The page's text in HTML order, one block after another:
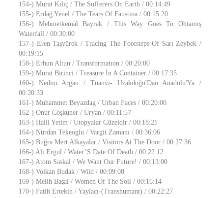
154-) Murat Kılıç / The Sufferers On Earth / 00:14:49
155-) Erdağ Yenel / The Tears Of Faustina / 00:15:20
156-) Mehmetkemal Bayrak / This Way Goes To Ohtamış
Waterfall / 00:30:00
157-) Eren Taşyürek / Tracing The Footsteps Of Sarı Zeybek /
00:19:15
158-) Erhun Altun / Transformatıon / 00:20:00
159-) Murat Birinci / Treasure İn A Container / 00:17:35
160-) Nedim Argan / Tuanvi- Uzakdoğu'Dan Anadolu'Ya /
00:20:33
161-) Muhammet Beyazdag / Urban Faces / 00:20:00
162-) Onur Coşkuner / Üryan / 00:11:57
163-) Halil Yetim / Ütopyalar Güzeldir / 00:18:21
164-) Nurdan Tekeoglu / Vargit Zamanı / 00:36:06
165-) Buğra Mert Alkayalar / Visitors At The Door / 00:27:36
166-) Ali Ergul / Water’S Date Of Death / 00:22:12
167-) Atom Saskal / We Want Our Future! / 00:13:00
168-) Volkan Budak / Wild / 00:09:08
169-) Melih Başal / Women Of The Soil / 00:16:14
170-) Fatih Ertekin / Yaylacı-(Transhumant) / 00:22:27